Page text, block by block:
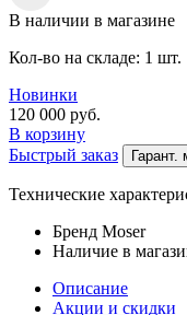
В наличии в магазине
Кол-во на складе: 1 шт.
Новинки
120 000 руб.
В корзину
Быстрый заказ
Гарант.
Технические
Бренд Moser
Наличие в
Описание
Акции и скидки